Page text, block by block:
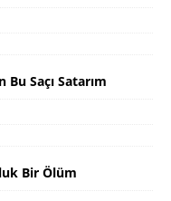
Bu Saçı Satarım
Bir Ölüm